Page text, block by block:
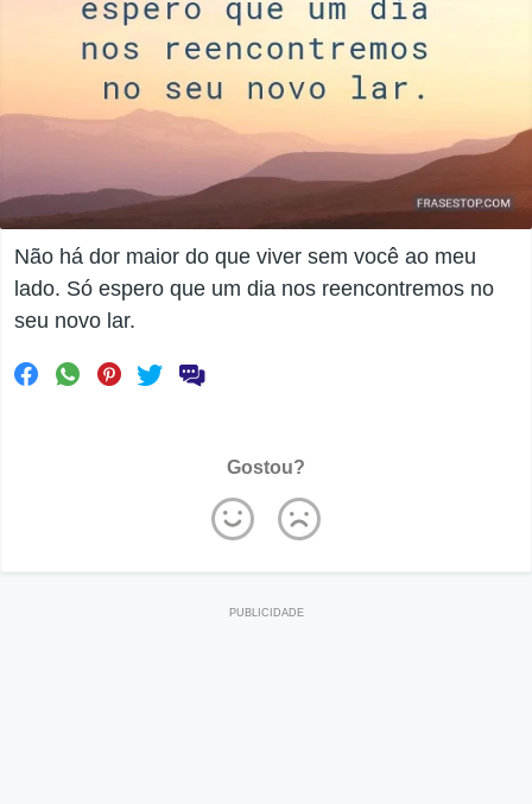
Não há dor maior do que viver sem você ao meu
lado. Só espero que um dia nos reencontremos no
seu novo lar.
Gostou?